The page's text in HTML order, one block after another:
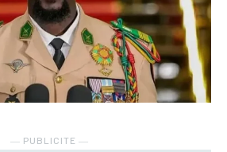
― PUBLICITE ―